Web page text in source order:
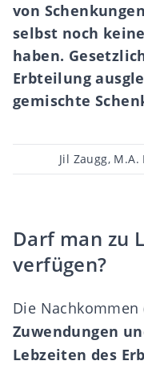
von
selbst noch
haben.
Erbteilung
gemischte
Beitragsautor
Jil Zaugg,
Darf man zu
verfügen?
Die Nachkommen
Zuwendungen
Lebzeiten des